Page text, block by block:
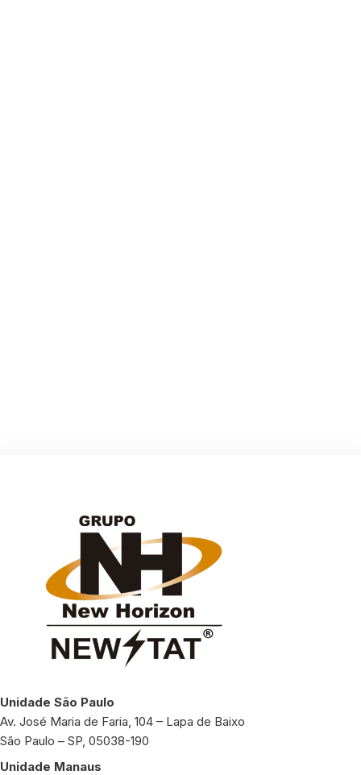
Unidade São Paulo
Av. José Maria de Faria, 104 – Lapa de Baixo
São Paulo – SP, 05038-190
Unidade Manaus